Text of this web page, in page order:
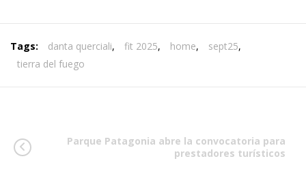
Tags: danta querciali, fit 2025, home, sept25,
tierra del fuego
Parque Patagonia abre la convocatoria para
prestadores turísticos